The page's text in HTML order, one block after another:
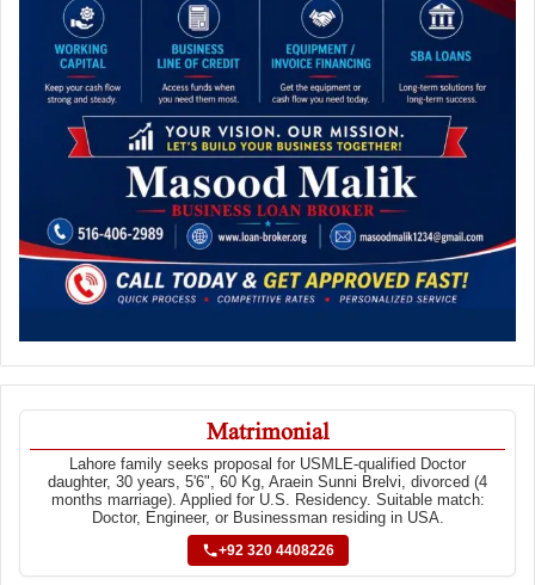
Matrimonial
Lahore family seeks proposal for USMLE-qualified Doctor
daughter, 30 years, 5'6", 60 Kg, Araein Sunni Brelvi, divorced (4
months marriage). Applied for U.S. Residency. Suitable match:
Doctor, Engineer, or Businessman residing in USA.
+92 320 4408226